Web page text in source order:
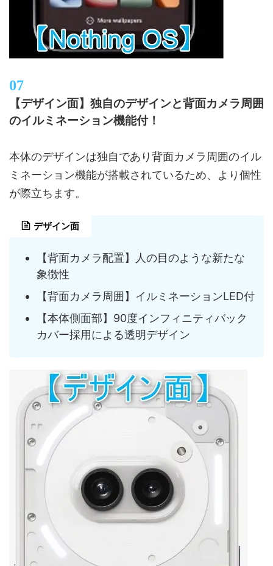
【デザイン面】独自のデザインと背面カメラ周囲
のイルミネーション機能付！
本体のデザインは独自であり背面カメラ周囲のイル
ミネーション機能が搭載されているため、より個性
が際立ちます。
デザイン面
【背面カメラ配置】人の目のような新たな
象徴性
【背面カメラ周囲】イルミネーションLED付
【本体側面部】90度インフィニティバック
カバー採用による透明デザイン